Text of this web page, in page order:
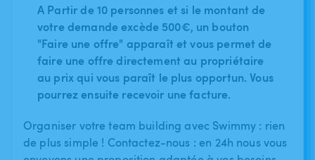
A Partir de 10 personnes et si le montant de
votre demande excède 500€, un bouton
"Faire une offre" apparaît et vous permet de
faire une offre directement au propriétaire
au prix qui vous paraît le plus opportun. Vous
pourrez ensuite recevoir une facture.
Organiser votre team building avec Swimmy : rien
de plus simple ! Contactez-nous : en 24h nous vous